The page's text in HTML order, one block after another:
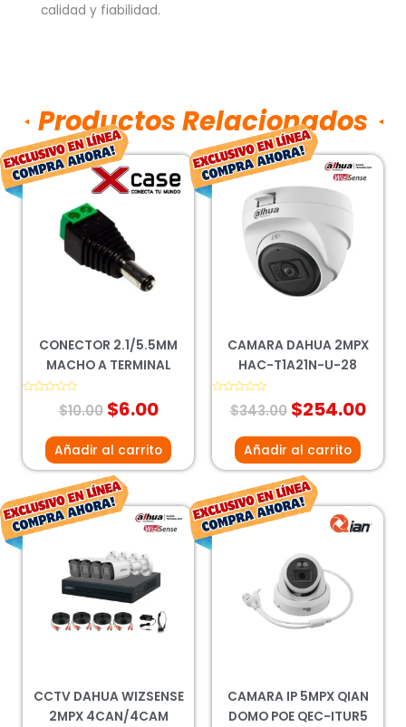
calidad y fiabilidad.
Productos Relacionados
CONECTOR 2.1/5.5MM
MACHO A TERMINAL
$10.00
El
precio
original
era:
$10.00.
$6.00
precio
Añadir al carrito
CAMARA DAHUA 2MPX
HAC-T1A21N-U-28
Valorado
$343.00
El
precio
original
era:
$343.00.
$254.00
El
Añadir al carrito
CCTV DAHUA WIZSENSE
2MPX 4CAN/4CAM
El
precio
original
era:
$3,938.00.
El
precio
$2,917.00.
CAMARA IP 5MPX QIAN
DOMO POE QEC-ITUR5
El
precio
original
era:
$1,066.00.
El